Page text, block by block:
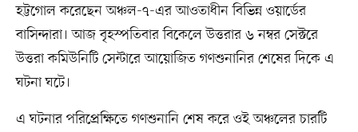
হট্টগোল করেছেন অঞ্চল-৭-এর আওতাধীন বিভিন্ন ওয়ার্ডের
বাসিন্দারা। আজ বৃহস্পতিবার বিকেলে উত্তরার ৬ নম্বর সেক্টরে
উত্তরা কমিউনিটি সেন্টারে আয়োজিত গণশুনানির শেষের দিকে এ
ঘটনা ঘটে।
এ ঘটনার পরিপ্রেক্ষিতে গণশুনানি শেষ করে ওই অঞ্চলের চারটি